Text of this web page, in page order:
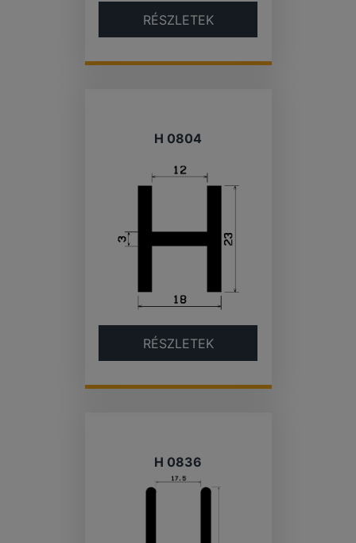
RÉSZLETEK
H 0804
RÉSZLETEK
H 0836